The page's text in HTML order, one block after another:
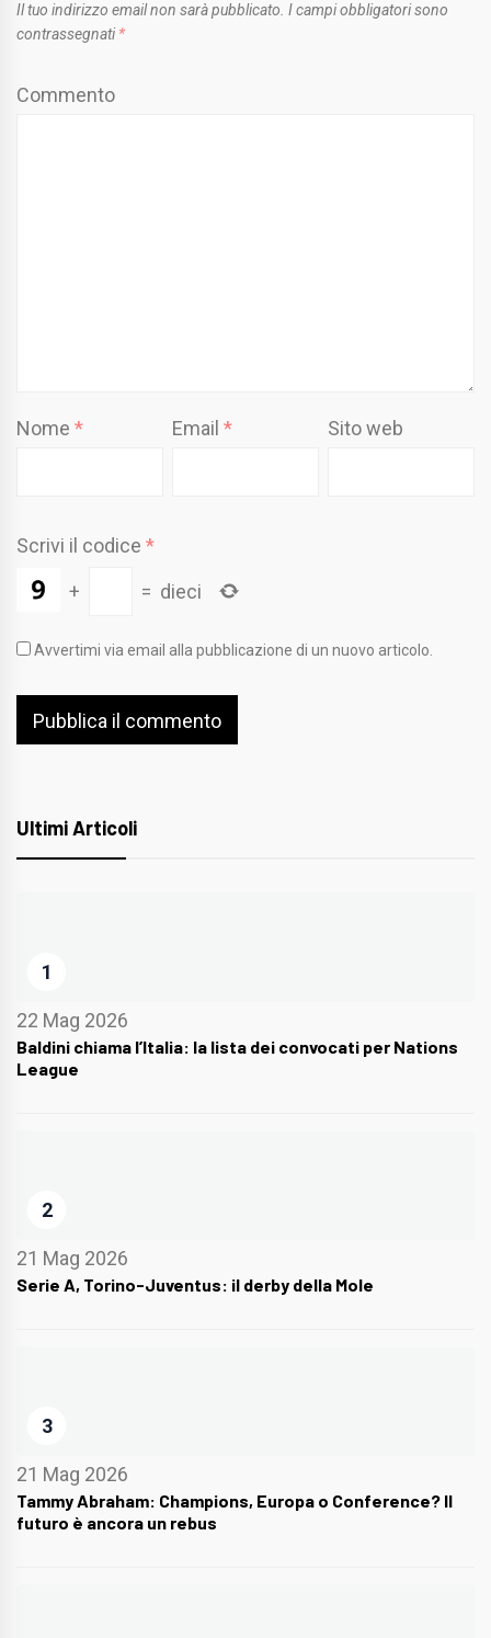
Il tuo indirizzo email non sarà pubblicato. I campi obbligatori sono
contrassegnati *
Commento
Nome * Email* Sito web
Scrivi il codice *
+
= dieci
Avvertimi via email alla pubblicazione di un nuovo articolo.
Ultimi Articoli
1
22 Mag 2026
Baldini chiama l’Italia: la lista dei convocati per Nations
League
2
21 Mag 2026
Serie A, Torino-Juventus: il derby della Mole
3
21 Mag 2026
Tammy Abraham: Champions, Europa o Conference? Il
futuro è ancora un rebus